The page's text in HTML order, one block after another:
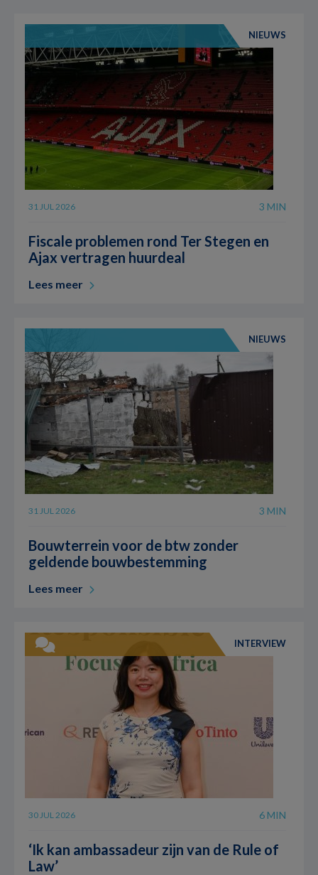
NIEUWS
31 JUL 2026 3 MIN
Fiscale problemen rond Ter Stegen en
Ajax vertragen huurdeal
Lees meer
NIEUWS
31 JUL 2026 3 MIN
Bouwterrein voor de btw zonder
geldende bouwbestemming
Lees meer
INTERVIEW
30 JUL 2026 6 MIN
‘Ik kan ambassadeur zijn van de Rule of
Law’